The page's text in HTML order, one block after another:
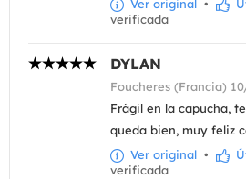
Ver original •
verificada
DYLAN
Foucheres (Francia)
Frágil en la capucha,
queda bien, muy feliz
Ver original •
verificada